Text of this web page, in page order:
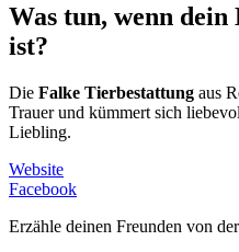
Was tun, wenn dein
ist?
Die Falke Tierbestattung aus
Trauer und kümmert sich
Liebling.
Website
Facebook
Erzähle deinen Freunden von